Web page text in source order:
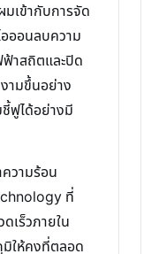
เข้ากับการจัด
ออนลบความ
าสถิตและปิด
ามขึ้นอย่าง
ฟูได้อย่างมี
วามร้อน
ที่
เร็วภายใน
มิให้คงที่ตลอด